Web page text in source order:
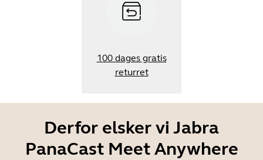
100 dages gratis
returret
Derfor elsker vi Jabra
PanaCast Meet Anywhere